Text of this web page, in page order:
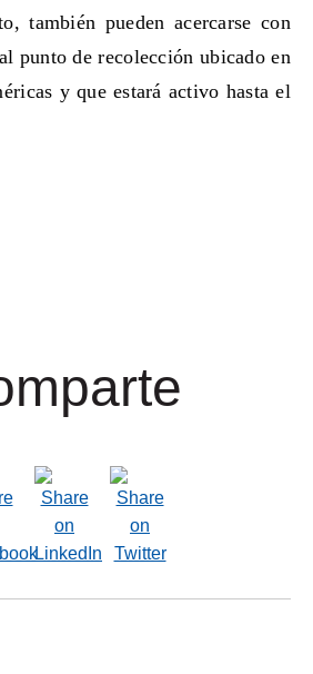
también pueden acercarse con
punto de recolección ubicado en
y que estará activo hasta el